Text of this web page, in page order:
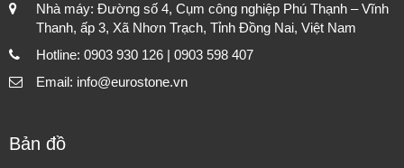
Nhà máy: Đường số 4, Cụm công nghiệp Phú Thạnh – Vĩnh
Thanh, ấp 3, Xã Nhơn Trạch, Tỉnh Đồng Nai, Việt Nam
Hotline: 0903 930 126 | 0903 598 407
Email: info@eurostone.vn
Bản đồ